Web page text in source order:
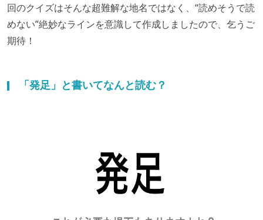
回のクイズはそんな超難解な地名ではなく、“読めそうで読
めない”絶妙なラインを意識して作成しましたので、乞うご
期待！
「発足」と書いてなんと読む？